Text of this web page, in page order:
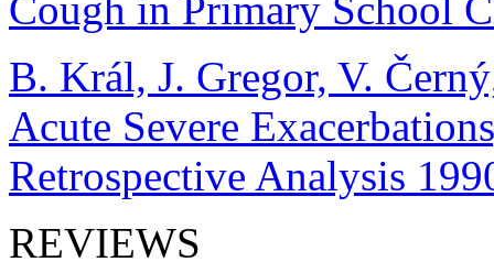
B. Král, J. Gregor, V.
Acute Severe
Retrospective Analysis
REVIEWS